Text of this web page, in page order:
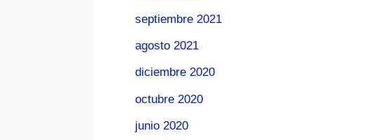
septiembre 2021
agosto 2021
diciembre 2020
octubre 2020
junio 2020